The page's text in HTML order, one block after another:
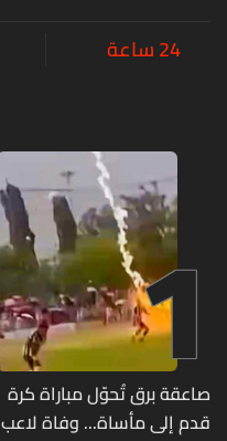
24 ساعة
1
صاعقة برق تُحوّل مباراة كرة
قدم إلى مأساة... وفاة لاعب